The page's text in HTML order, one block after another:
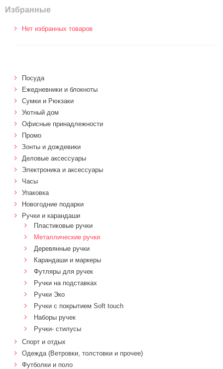
Избранные
Нет избранных товаров
Посуда
Ежедневники и блокноты
Сумки и Рюкзаки
Уютный дом
Офисные принадлежности
Промо
Зонты и дождевики
Деловые аксессуары
Электроника и аксессуары
Часы
Упаковка
Новогодние подарки
Ручки и карандаши
Пластиковые ручки
Металлические ручки
Деревянные ручки
Карандаши и маркеры
Футляры для ручек
Ручки на подставках
Ручки Эко
Ручки с покрытием Soft touch
Наборы ручек
Ручки- стилусы
Спорт и отдых
Одежда (Ветровки, толстовки и прочее)
Футболки и поло